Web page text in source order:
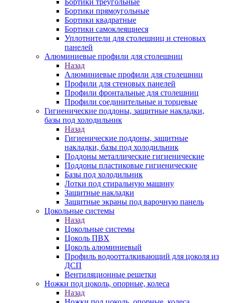
Бортики треугольные
Бортики прямоугольные
Бортики квадратные
Бортики самоклеящиеся
Уплотнители для столешниц и стеновых
панелей
Алюминиевые профили для столешниц
Назад
Алюминиевые профили для столешниц
Профили для стеновых панелей
Профили фронтальные для столешниц
Профили соединительные и торцевые
Гигиенические поддоны, защитные накладки,
базы под холодильник
Назад
Гигиенические поддоны, защитные
накладки, базы под холодильник
Поддоны металлические гигиенические
Поддоны пластиковые гигиенические
Базы под холодильник
Лотки под стиральную машину
Защитные накладки
Защитные экраны под варочную панель
Цокольные системы
Назад
Цокольные системы
Цоколь ПВХ
Цоколь алюминиевый
Профиль водоотталкивающий для цоколя из
ДСП
Вентиляционные решетки
Ножки под цоколь, опорные, колеса
Назад